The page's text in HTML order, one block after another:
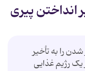
انداختن پیری
را به تأخیر
یک رژیم غذایی